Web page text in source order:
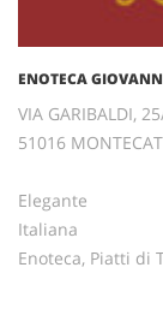
ENOTECA
VIA GARIBALDI,
51016
Elegante
Italiana
Enoteca, Piatti di